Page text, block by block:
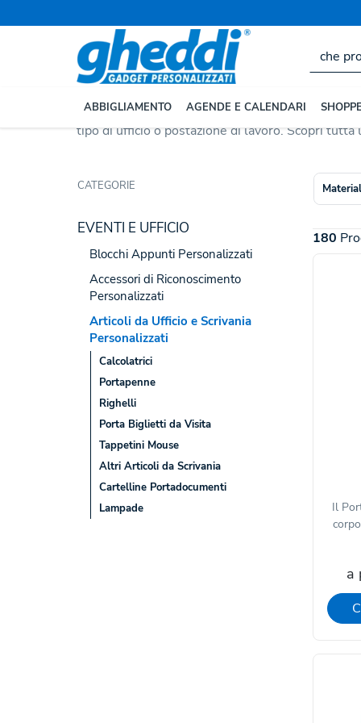
ABBIGLIAMENTO AGENDE E CALENDARI
Articoli Ufficio
gamma di soluzioni: daiportapenneaitappetini
tipo di ufficio o postazione di lavoro. Scopri
CATEGORIE
EVENTI E UFFICIO
Blocchi Appunti Personalizzati
Accessori di Riconoscimento
Personalizzati
Articoli da Ufficio e Scrivania
Personalizzati
Calcolatrici
Portapenne
Righelli
Porta Biglietti da Visita
Tappetini Mouse
Altri Articoli da Scrivania
Cartelline Portadocumenti
Lampade
180
Il
a